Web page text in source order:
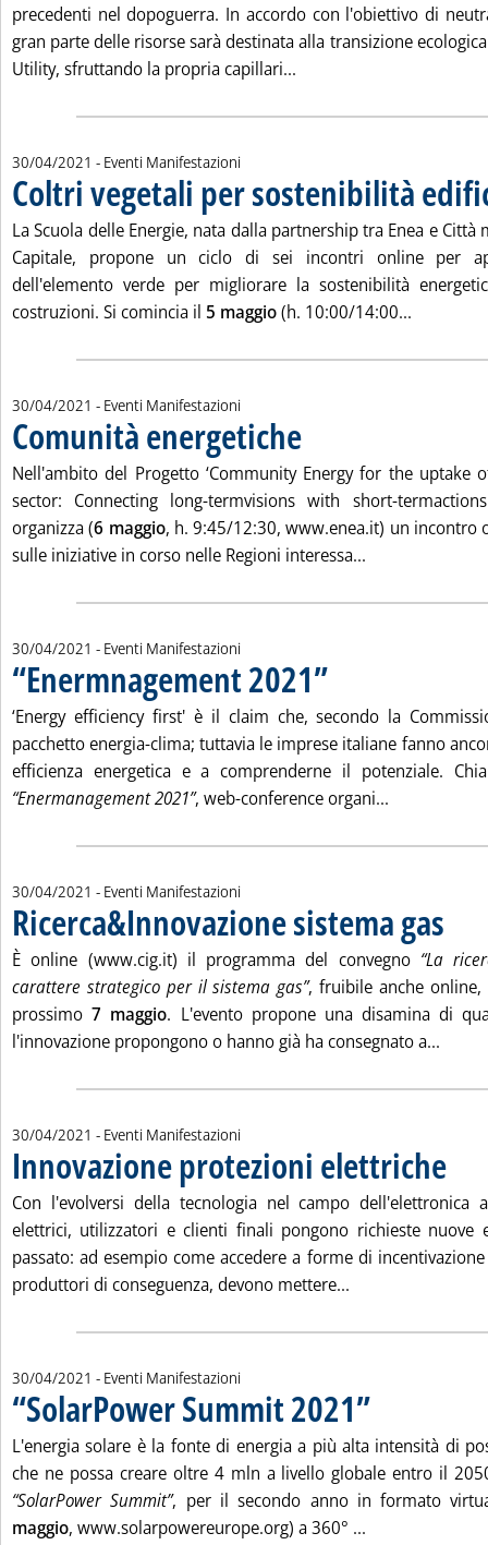
precedenti nel dopoguerra. In accordo con l'obiettivo di
gran parte delle risorse sarà destinata alla transizione
Utility, sfruttando la propria capillari...
30/04/2021 - Eventi Manifestazioni
Coltri vegetali per sostenibilità
. Pubblicata venerdì 30 aprile 2021 alle 10.26.
La Scuola delle Energie, nata dalla partnership tra Enea e
Capitale, propone un ciclo di sei incontri online per
dell'elemento verde per migliorare la sostenibilità
costruzioni. Si comincia il 5 maggio(h. 10:00/14:00...
30/04/2021 - Eventi Manifestazioni
Comunità energetiche
. Pubblicata venerdì 30 aprile 2021 alle 10.26.
Nell'ambito del Progetto ‘Community Energy for the uptake
sector: Connecting long-termvisions with short-
organizza (6 maggio, h. 9:45/12:30, www.enea.it) un incontro
sulle iniziative in corso nelle Regioni interessa...
30/04/2021 - Eventi Manifestazioni
“Enermnagement 2021”
. Pubblicata venerdì 30 aprile 2021 alle 10.25.
‘Energy efficiency first' è il claim che, secondo la
pacchetto energia-clima; tuttavia le imprese italiane fanno
efficienza energetica e a comprenderne il potenziale.
“Enermanagement 2021”, web-conference organi...
30/04/2021 - Eventi Manifestazioni
Ricerca&Innovazione sistema gas
. Pubblicata venerdì 30 aprile 2021 alle 10.25.
È online (www.cig.it) il programma del convegno “La
carattere strategico per il sistema gas”, fruibile anche
prossimo7 maggio. L'evento propone una disamina di
l'innovazione propongono o hanno già ha consegnato a...
30/04/2021 - Eventi Manifestazioni
Innovazione protezioni elettriche
. Pubblicata venerdì 30 aprile 2021 alle 10.25.
Con l'evolversi della tecnologia nel campo dell'elettronica
elettrici, utilizzatori e clienti finali pongono richieste nuove
passato: ad esempio come accedere a forme di
produttori di conseguenza, devono mettere...
30/04/2021 - Eventi Manifestazioni
“SolarPower Summit 2021”. Pubblicata venerdì
L'energia solare è la fonte di energia a più alta intensità di
che ne possa creare oltre 4 mln a livello globale entro il
“SolarPower Summit”, per il secondo anno in formato
maggio, www.solarpowereurope.org) a 360° ...